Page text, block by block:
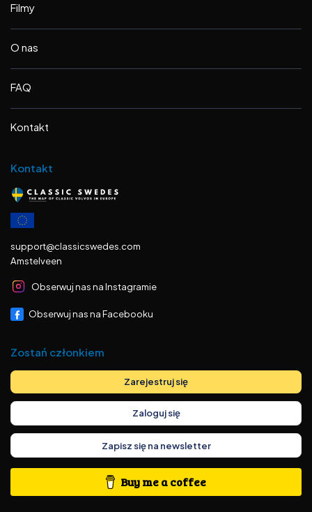
Filmy
O nas
FAQ
Kontakt
Kontakt
support@classicswedes.com
Amstelveen
Obserwuj nas na Instagramie
Obserwuj nas na Facebooku
Zostań członkiem
Zarejestruj się
Zaloguj się
Zapisz się na newsletter
Buy me a coffee